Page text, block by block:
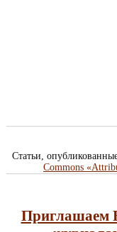
Статьи,
Commons
Приглашаем